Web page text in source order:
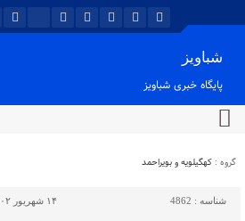
شباویز
پایگاه خبری شباویز
گروه : کهگیلویه و بویراحمد
شناسه : 4862 ۱۴ شهریور ۱۴۰۲ - ۱۸:۵۲